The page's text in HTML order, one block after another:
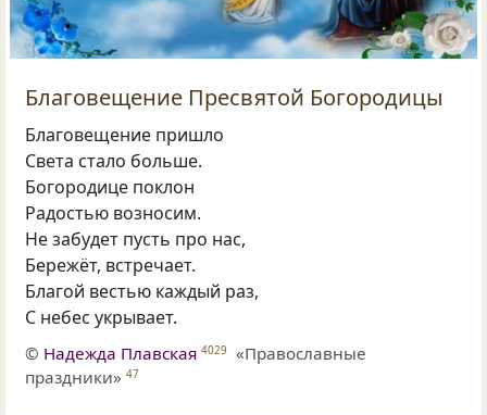
Благовещение Пресвятой Богородицы
Благовещение пришло
Света стало больше.
Богородице поклон
Радостью возносим.
Не забудет пусть про нас,
Бережёт, встречает.
Благой вестью каждый раз,
С небес укрывает.
© Надежда Плавская 4029 «Православные
праздники» 47